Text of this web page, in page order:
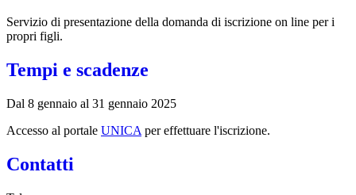
Servizio di presentazione della domanda di iscrizione on line per i
propri figli.
Tempi e scadenze
Dal 8 gennaio al 31 gennaio 2025
Accesso al portale UNICA per effettuare l'iscrizione.
Contatti